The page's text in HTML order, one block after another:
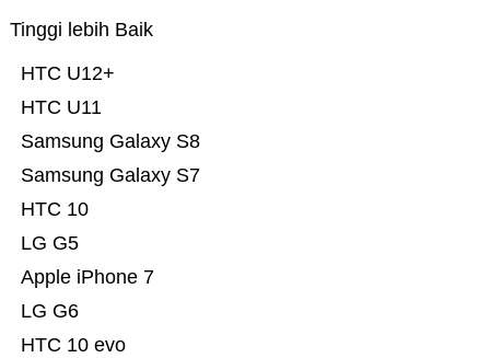
Tinggi lebih Baik
HTC 10 evo
LG G6
Apple iPhone 7
LG G5
HTC 10
Samsung Galaxy S7
Samsung Galaxy S8
HTC U11
HTC U12+